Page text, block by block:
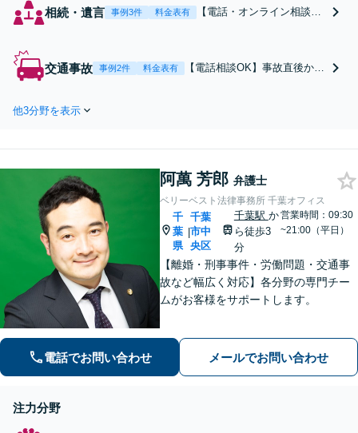
相続・遺言 事例3件 料金表有
【電話・オンライン相談
を見据えた円満相続を目指
します。
交通事故 事例2件 料金表有
【電話相談OK】事故直後から
可】「後遺障害の等級認定に
通院に関するアドバイスも！
【休日・夜間面談可】
他3分野を表示
阿萬 芳郎 弁護士
ベリーベスト法律事務所 千葉オフィス
千
葉
県
|
千葉
市中
央区
千葉駅 か
ら徒歩3
分
営業時間：09:30
~21:00（平日）
【離婚・刑事事件・労働問題・交通事
故など幅広く対応】各分野の専門チー
ムがお客様をサポートします。
電話でお問い合わせ メールでお問い合わせ
注力分野